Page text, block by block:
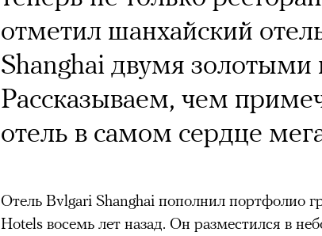
отметил шанхайский
Shanghai двумя
Рассказываем, чем
отель в самом сердце
Отель Bvlgari Shanghai пополнил портфолио
Hotels восемь лет назад. Он разместился в
первых показах на
темы